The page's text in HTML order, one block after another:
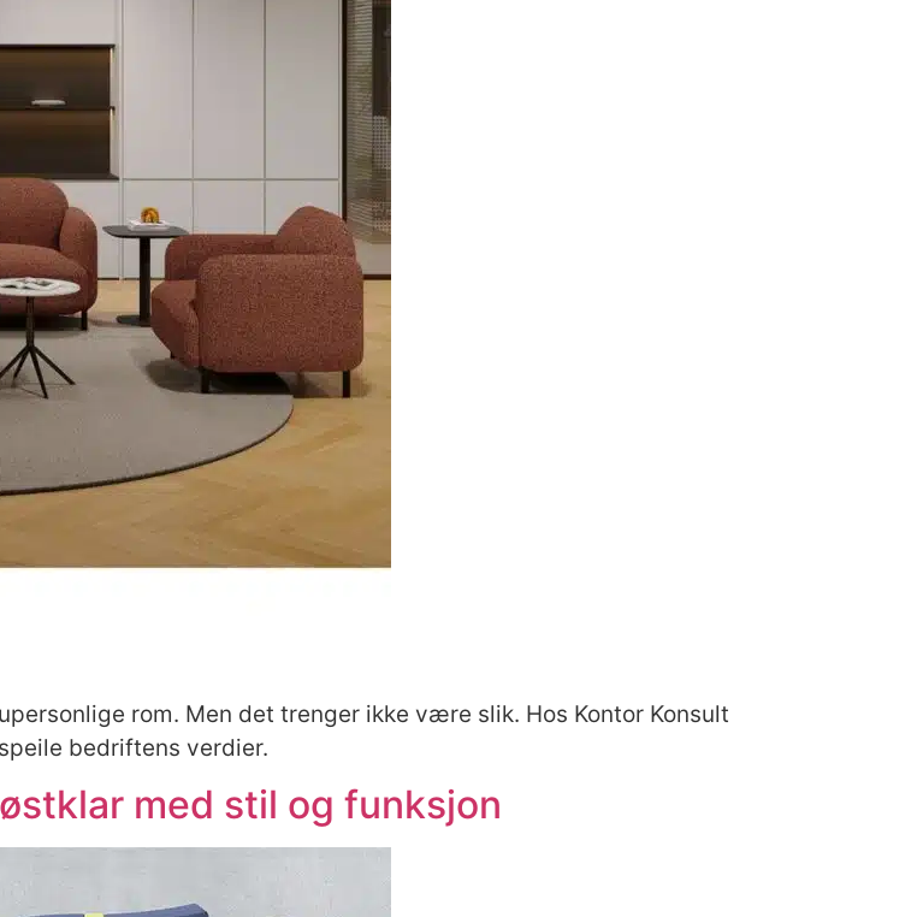
rom. Men det trenger ikke være slik. Hos Kontor Konsult
bedriftens verdier.
med stil og funksjon